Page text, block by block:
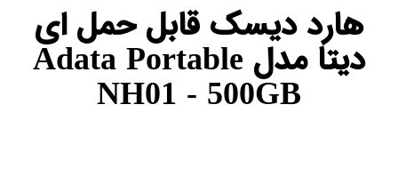
هارد دیسک قابل حمل ای
دیتا مدل Adata Portable
NH01 - 500GB